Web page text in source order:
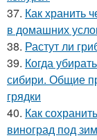
37. Как хранить
в домашних
38. Растут ли
39. Когда
сибири. Общие
грядки
40. Как
виноград под